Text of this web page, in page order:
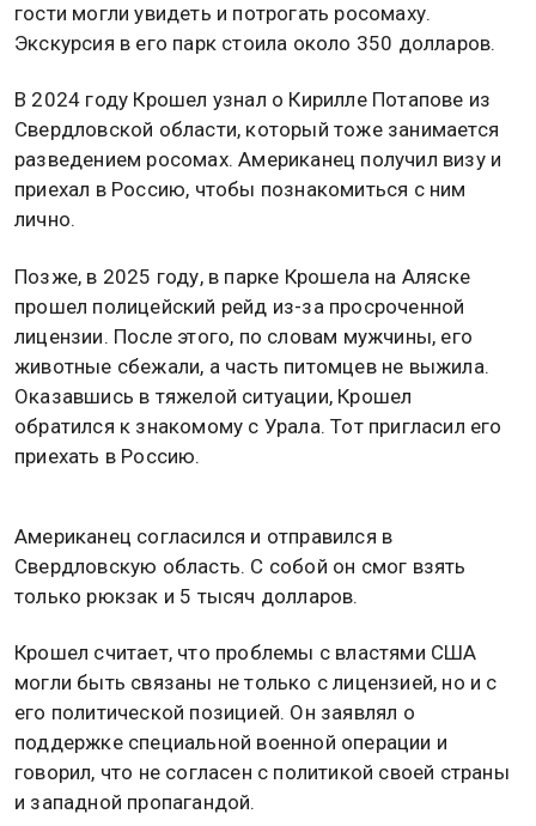
гости могли увидеть и потрогать росомаху.
Экскурсия в его парк стоила около 350 долларов.
В 2024 году Крошел узнал о Кирилле Потапове из
Свердловской области, который тоже занимается
разведением росомах. Американец получил визу и
приехал в Россию, чтобы познакомиться с ним
лично.
Позже, в 2025 году, в парке Крошела на Аляске
прошел полицейский рейд из-за просроченной
лицензии. После этого, по словам мужчины, его
животные сбежали, а часть питомцев не выжила.
Оказавшись в тяжелой ситуации, Крошел
обратился к знакомому с Урала. Тот пригласил его
приехать в Россию.
Американец согласился и отправился в
Свердловскую область. С собой он смог взять
только рюкзак и 5 тысяч долларов.
Крошел считает, что проблемы с властями США
могли быть связаны не только с лицензией, но и с
его политической позицией. Он заявлял о
поддержке специальной военной операции и
говорил, что не согласен с политикой своей страны
и западной пропагандой.